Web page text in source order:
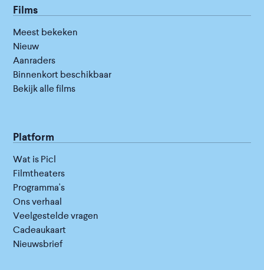
Films
Meest bekeken
Nieuw
Aanraders
Binnenkort beschikbaar
Bekijk alle films
Platform
Wat is Picl
Filmtheaters
Programma's
Ons verhaal
Veelgestelde vragen
Cadeaukaart
Nieuwsbrief